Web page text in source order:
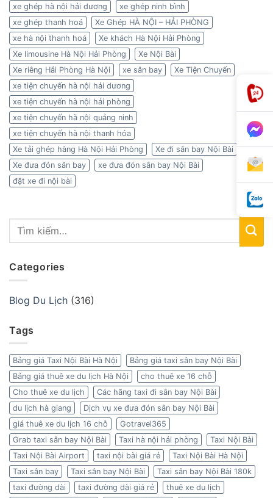
xe ghép hà nội hải dương
xe ghép ninh bình
xe ghép thanh hoá
Xe Ghép HÀ NỘI – HẢI PHÒNG
xe hà nội thanh hoá
Xe khách Hà Nội Hải Phòng
Xe limousine Hà Nội Hải Phòng
Xe Nội Bài
Xe riêng Hải Phòng Hà Nội
xe sân bay
Xe Tiện Chuyến
xe tiện chuyến hà nội hải dương
xe tiện chuyến hà nội hải phòng
xe tiện chuyến hà nội quảng ninh
xe tiện chuyến hà nội thanh hóa
Xe tải ghép hàng Hà Nội Hải Phòng
Xe đi sân bay Nội Bài
Xe đưa đón sân bay
xe đưa đón sân bay Nội Bài
đặt xe đi nội bài
Categories
Blog Du Lịch (316)
Tags
Bảng giá Taxi Nội Bài Hà Nội
Bảng giá taxi sân bay Nội Bài
Bảng giá thuê xe du lịch Hà Nội
cho thuê xe 16 chỗ
Cho thuê xe du lịch
Các hãng taxi đi sân bay Nội Bài
du lịch hà giang
Dịch vụ xe đưa đón sân bay Nội Bài
giá thuê xe du lịch 16 chỗ
Gotravel365
Grab taxi sân bay Nội Bài
Taxi hà nội hải phòng
Taxi Nội Bài
Taxi Nội Bài Airport
taxi nội bài giá rẻ
Taxi Nội Bài Hà Nội
Taxi sân bay
Taxi sân bay Nội Bài
Taxi sân bay Nội Bài 180k
taxi đường dài
taxi đường dài giá rẻ
thuê xe du lịch